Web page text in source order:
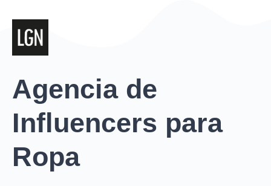
Agencia de
Influencers para
Ropa